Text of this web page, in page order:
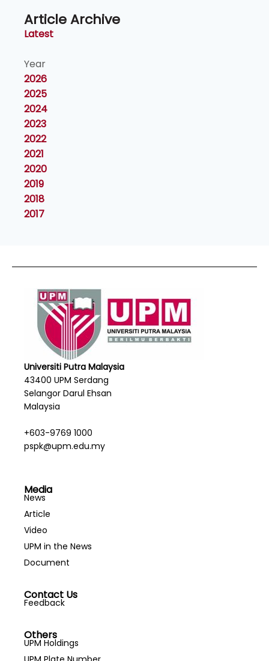
Article Archive
Latest
Year
2026
2025
2024
2023
2022
2021
2020
2019
2018
2017
Universiti Putra Malaysia
43400 UPM Serdang
Selangor Darul Ehsan
Malaysia
+603-9769 1000
pspk@upm.edu.my
Media
News
Article
Video
UPM in the News
Document
Contact Us
Feedback
Others
UPM Holdings